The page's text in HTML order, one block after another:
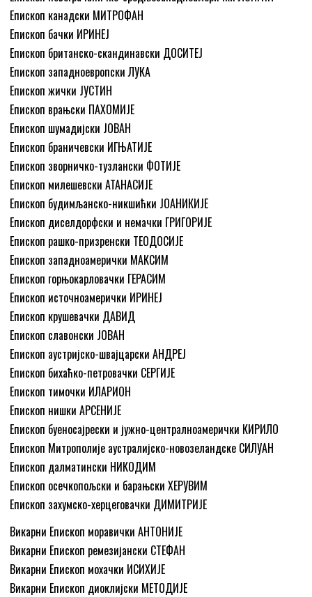
Епископ канадски МИТРОФАН
Епископ бачки ИРИНЕЈ
Епископ британско-скандинавски ДОСИТЕЈ
Епископ западноевропски ЛУКА
Епископ жички ЈУСТИН
Епископ врањски ПАХОМИЈЕ
Епископ шумадијски ЈОВАН
Епископ браничевски ИГЊАТИЈЕ
Епископ зворничко-тузлански ФОТИЈЕ
Епископ милешевски АТАНАСИЈЕ
Епископ будимљанско-никшићки ЈОАНИКИЈЕ
Епископ диселдорфски и немачки ГРИГОРИЈЕ
Епископ рашко-призренски ТЕОДОСИЈЕ
Епископ западноамерички МАКСИМ
Епископ горњокарловачки ГЕРАСИМ
Епископ источноамерички ИРИНЕЈ
Епископ крушевачки ДАВИД
Епископ славонски ЈОВАН
Епископ аустријско-швајцарски АНДРЕЈ
Епископ бихаћко-петровачки СЕРГИЈЕ
Епископ тимочки ИЛАРИОН
Епископ нишки АРСЕНИЈЕ
Епископ буеносајрески и јужно-централноамерички КИРИЛО
Епископ Митрополије аустралијско-новозеландске СИЛУАН
Епископ далматински НИКОДИМ
Епископ осечкопољски и барањски ХЕРУВИМ
Епископ захумско-херцеговачки ДИМИТРИЈЕ
Викарни Епископ моравички АНТОНИЈЕ
Викарни Епископ ремезијански СТЕФАН
Викарни Епископ мохачки ИСИХИЈЕ
Викарни Епископ диоклијски МЕТОДИЈЕ